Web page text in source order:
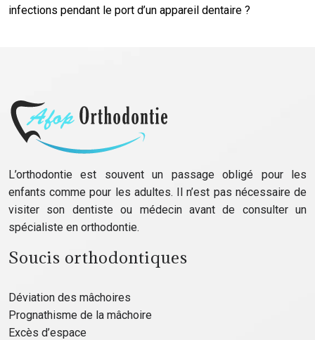
infections pendant le port d’un appareil dentaire ?
L’orthodontie est souvent un passage obligé pour les
enfants comme pour les adultes. Il n’est pas nécessaire de
visiter son dentiste ou médecin avant de consulter un
spécialiste en orthodontie.
Soucis orthodontiques
Déviation des mâchoires
Prognathisme de la mâchoire
Excès d’espace